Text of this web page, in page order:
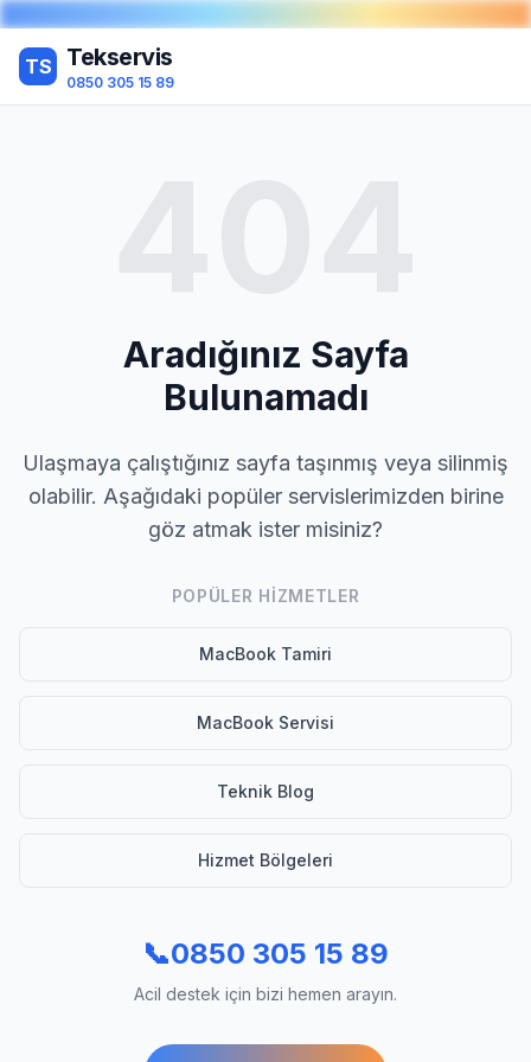
TS Tekservis
0850 305 15 89
Aradığınız Sayfa
Bulunamadı
Ulaşmaya çalıştığınız sayfa taşınmış veya silinmiş
olabilir. Aşağıdaki popüler servislerimizden birine
göz atmak ister misiniz?
POPÜLER HIZMETLER
MacBook Tamiri
MacBook Servisi
Teknik Blog
Hizmet Bölgeleri
📞0850 305 15 89
Acil destek için bizi hemen arayın.